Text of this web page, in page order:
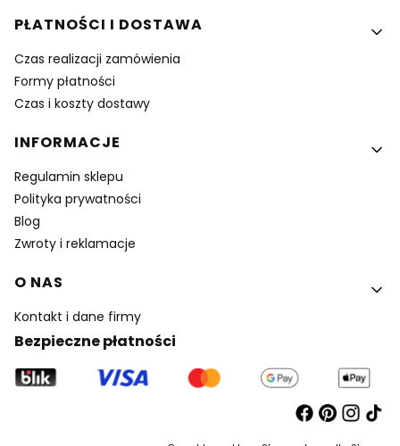
PŁATNOŚCI I DOSTAWA
Czas realizacji zamówienia
Formy płatności
Czas i koszty dostawy
INFORMACJE
Regulamin sklepu
Polityka prywatności
Blog
Zwroty i reklamacje
O NAS
Kontakt i dane firmy
Bezpieczne płatności